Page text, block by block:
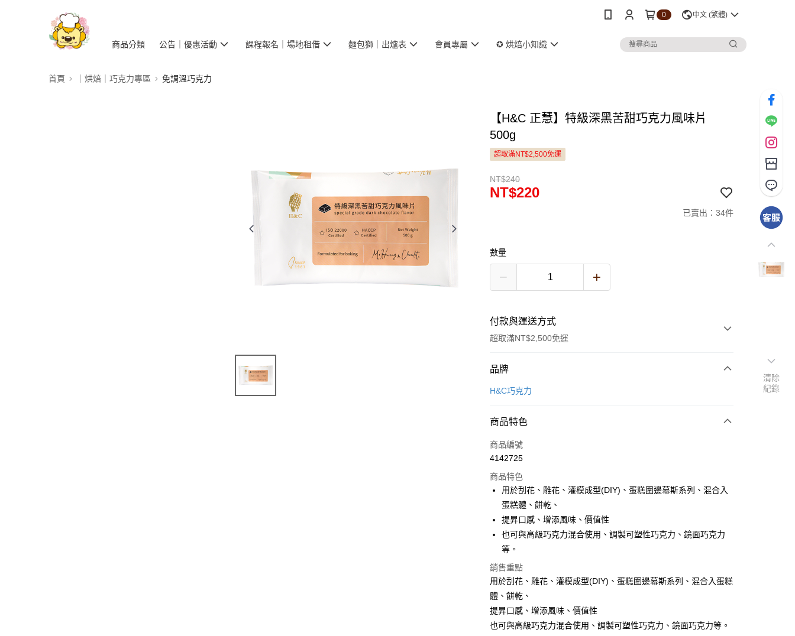
0 中文 (繁體)
商品分類 公告｜優惠活動 課程報名｜場地租借 麵包獅｜出爐表 會員專屬 ✪ 烘焙小知識
首頁 ｜烘焙｜巧克力專區 免調溫巧克力
【H&C 正慧】特級深黑苦甜巧克力風味片
500g
超取滿NT$2,500免運
NT$240
NT$220
已賣出：34件
數量
付款與運送方式
超取滿NT$2,500免運
付款方式
信用卡一次付款
悠遊付
Google Pay
全盈+PAY
ATM付款
冷藏7-11取貨(5kg以內，尺寸不超過90cm)
每筆NT$200，滿NT$2,500(含以上)免運費
黑貓冷藏宅配-(限重20kg以下)
品牌
H&C巧克力
商品特色
商品編號
4142725
商品特色
用於刮花、雕花、灌模成型(DIY)、蛋糕圍邊幕斯系列、混合入
蛋糕體、餅乾、
提昇口感、增添風味、價值性
也可與高級巧克力混合使用、調製可塑性巧克力、鏡面巧克力
等。
銷售重點
用於刮花、雕花、灌模成型(DIY)、蛋糕圍邊幕斯系列、混合入蛋糕
體、餅乾、
提昇口感、增添風味、價值性
也可與高級巧克力混合使用、調製可塑性巧克力、鏡面巧克力等。
清除
紀錄